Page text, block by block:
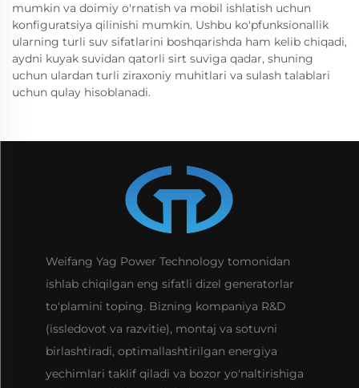
mumkin va doimiy o'rnatish va mobil ishlatish uchun
konfiguratsiya qilinishi mumkin. Ushbu ko'pfunksionallik
ularning turli suv sifatlarini boshqarishda ham kelib chiqadi,
aydni kuyak suvidan qatorli sirt suviga qadar, shuning
uchun ulardan turli ziraxoniy muhitlari va sulash talablari
uchun qulay hisoblanadi.
Weifang Yag Power Technology tomonidan
ishlab chiqilgan eng sifatli dizel generatorlar
to'plamini toping. Bizning kompaniya R&D
(issledovot va razvitie), montaj va sotuvni
birlashtiradi, optimallashtirilgan energiya
yechimlari taklif qiladi va bozor yo'naltirishiga